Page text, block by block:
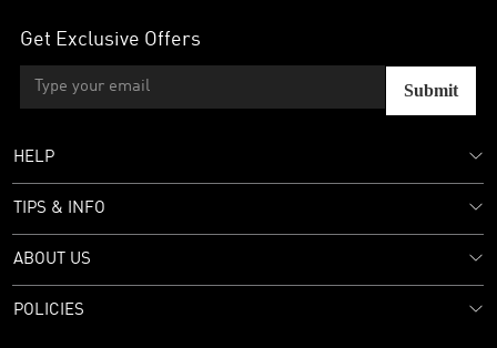
Get Exclusive Offers
Submit
HELP
TIPS & INFO
ABOUT US
POLICIES